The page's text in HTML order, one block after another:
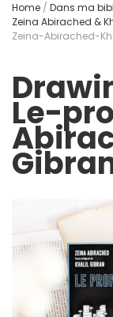
Home / Dans ma
Zeina Abirached &
Zeina-Abirached-
Le-